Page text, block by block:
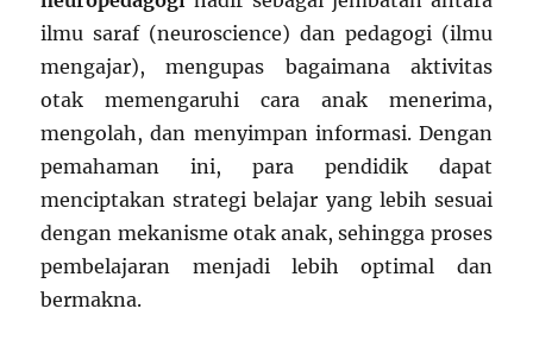
ilmu saraf (neuroscience) dan pedagogi (ilmu
mengajar), mengupas bagaimana aktivitas
otak memengaruhi cara anak menerima,
mengolah, dan menyimpan informasi. Dengan
pemahaman ini, para pendidik dapat
menciptakan strategi belajar yang lebih sesuai
dengan mekanisme otak anak, sehingga proses
pembelajaran menjadi lebih optimal dan
bermakna.